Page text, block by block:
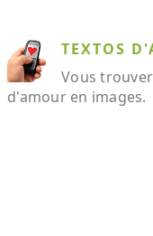
TEXTOS
Vous
d'amour en images.